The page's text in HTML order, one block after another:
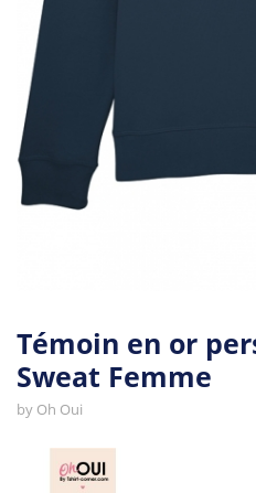
Témoin en or
Sweat Femme
by Oh Oui